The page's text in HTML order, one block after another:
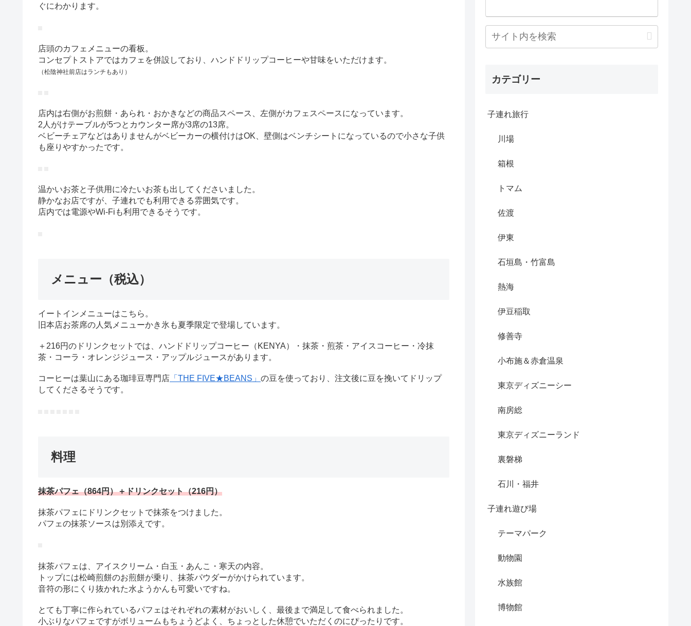
ぐにわかります。
店頭のカフェメニューの看板。
コンセプトストアではカフェを併設しており、ハンドドリップコーヒーや甘味をいただけます。
（松陰神社前店はランチもあり）
店内は右側がお煎餅・あられ・おかきなどの商品スペース、左側がカフェスペースになっています。
2人がけテーブルが5つとカウンター席が3席の13席。
ベビーチェアなどはありませんがベビーカーの横付けはOK、壁側はベンチシートになっているので小さな子供
も座りやすかったです。
温かいお茶と子供用に冷たいお茶も出してくださいました。
静かなお店ですが、子連れでも利用できる雰囲気です。
店内では電源やWi-Fiも利用できるそうです。
メニュー（税込）
イートインメニューはこちら。
旧本店お茶席の人気メニューかき氷も夏季限定で登場しています。
＋216円のドリンクセットでは、ハンドドリップコーヒー（KENYA）・抹茶・煎茶・アイスコーヒー・冷抹
茶・コーラ・オレンジジュース・アップルジュースがあります。
コーヒーは葉山にある珈琲豆専門店 「THE FIVE★BEANS」 の豆を使っており、注文後に豆を挽いてドリップ
してくださるそうです。
料理
抹茶パフェ（864円）＋ドリンクセット（216円）
抹茶パフェにドリンクセットで抹茶をつけました。
パフェの抹茶ソースは別添えです。
抹茶パフェは、アイスクリーム・白玉・あんこ・寒天の内容。
トップには松崎煎餅のお煎餅が乗り、抹茶パウダーがかけられています。
音符の形にくり抜かれた水ようかんも可愛いですね。
とても丁寧に作られているパフェはそれぞれの素材がおいしく、最後まで満足して食べられました。
小ぶりなパフェですがボリュームもちょうどよく、ちょっとした休憩でいただくのにぴったりです。
カテゴリー
子連れ旅行
川場
箱根
トマム
佐渡
伊東
石垣島・竹富島
熱海
伊豆稲取
修善寺
小布施＆赤倉温泉
東京ディズニーシー
南房総
東京ディズニーランド
裏磐梯
石川・福井
子連れ遊び場
テーマパーク
動物園
水族館
博物館